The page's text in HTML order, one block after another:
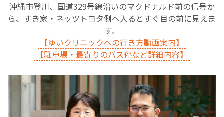
沖縄市登川、国道329号線沿いのマクドナルド前の信号か
ら、すき家・ネッツトヨタ側へ入るとすぐ目の前に見えま
す。
【ゆいクリニックへの行き方動画案内】
【駐車場・最寄りのバス停など詳細内容】